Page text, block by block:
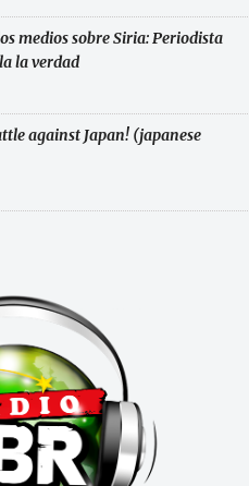
medios sobre Siria: Periodista
la verdad
against Japan! (japanese